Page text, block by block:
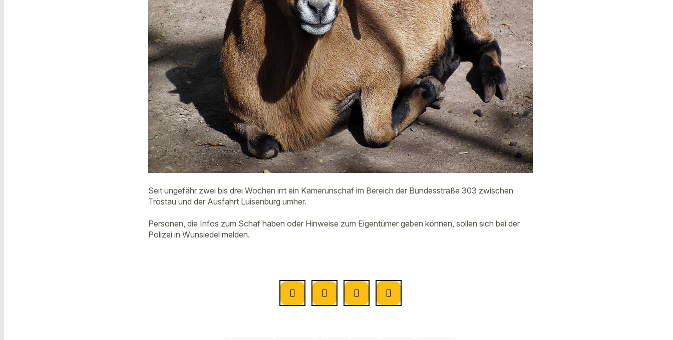
Seit ungefähr zwei bis drei Wochen irrt ein Kamerunschaf im Bereich der Bundesstraße 303 zwischen
Tröstau und der Ausfahrt Luisenburg umher.
Personen, die Infos zum Schaf haben oder Hinweise zum Eigentümer geben können, sollen sich bei der
Polizei in Wunsiedel melden.